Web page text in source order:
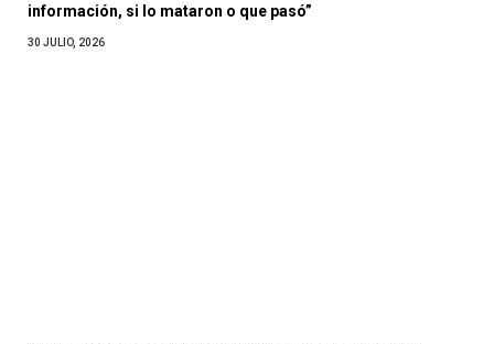
información, si lo mataron o que pasó”
30 JULIO, 2026